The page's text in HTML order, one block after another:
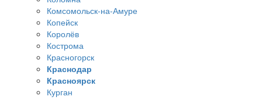
Комсомольск-на-Амуре
Копейск
Королёв
Кострома
Красногорск
Краснодар
Красноярск
Курган